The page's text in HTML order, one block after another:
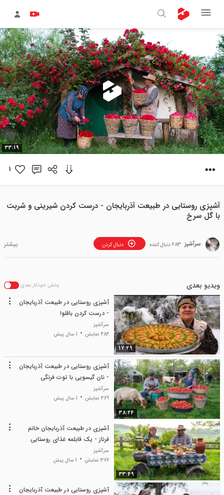
پخش
33:19
1
آشپزی روستایی در طبیعت آذربایجان - درست کردن شیرینی و شربت
با گل سرخ
سرآشپز دنبال کردن 283 دنبال کننده
ویدیو بعدی پخش خودکار بعدی
17:29
آشپزی روستایی در طبیعت آذربایجان
- درست کردن باقلوا
سرآشپز
484 نمایش
1 سال پیش
38:24
آشپزی روستایی در طبیعت آذربایجان
- نان گیسویی با توت فرنگی
سرآشپز
369 نمایش
1 سال پیش
33:49
آشپزی در طبیعت آذربایجان خانم
فرناز - یک قابلمه غذای روستایی
آسان و خوشمزه
سرآشپز
376 نمایش
1 سال پیش
آشپزی روستایی در طبیعت آذربایجان